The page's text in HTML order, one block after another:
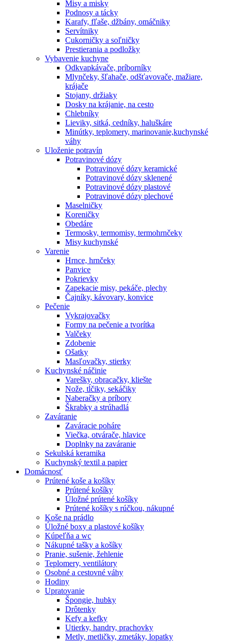
Misy a misky
Podnosy a tácky
Karafy, fľaše, džbány, omáčniky
Servítniky
Cukorničky a soľničky
Prestierania a podložky
Vybavenie kuchyne
Odkvapkávače, príborníky
Mlynčeky, šľahače, odšťavovače, mažiare,
krájače
Stojany, držiaky
Dosky na krájanie, na cesto
Chlebníky
Lieviky, sitká, cedníky, haluškáre
Minútky, teplomery, marinovanie,kuchynské
váhy
Uloženie potravín
Potravinové dózy
Potravinové dózy keramické
Potravinové dózy sklenené
Potravinové dózy plastové
Potravinové dózy plechové
Maselničky
Koreničky
Obedáre
Termosky, termomisy, termohrnčeky
Misy kuchynské
Varenie
Hrnce, hrnčeky
Panvice
Pokrievky
Zapekacie misy, pekáče, plechy
Čajníky, kávovary, konvice
Pečenie
Vykrajovačky
Formy na pečenie a tvorítka
Valčeky
Zdobenie
Ošatky
Masľovačky, stierky
Kuchynské náčinie
Varešky, obracačky, kliešte
Nože, tĺčiky, sekáčiky
Naberačky a príbory
Škrabky a strúhadlá
Zaváranie
Zaváracie poháre
Viečka, otvárače, hlavice
Doplnky na zaváranie
Sekulská keramika
Kuchynský textil a papier
Domácnosť
Prútené koše a košíky
Prútené košíky
Úložné prútené košíky
Prútené košíky s rúčkou, nákupné
Koše na prádlo
Úložné boxy a plastové košíky
Kúpeľňa a wc
Nákupné tašky a košíky
Pranie, sušenie, žehlenie
Teplomery, ventilátory
Osobné a cestovné váhy
Hodiny
Upratovanie
Špongie, hubky
Drôtenky
Kefy a kefky
Utierky, handry, prachovky
Metly, metličky, zmetáky, lopatky